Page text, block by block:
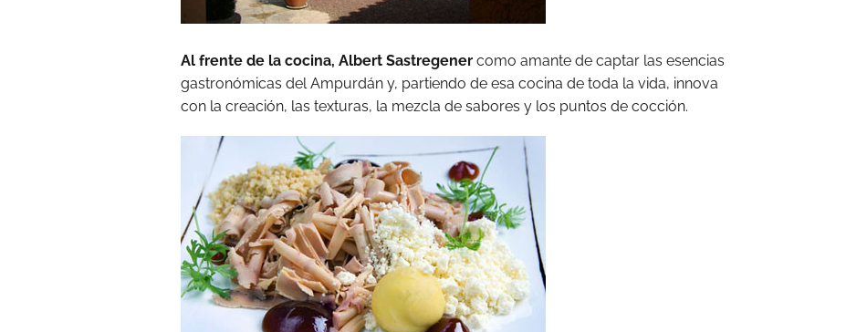
Al frente de la cocina, Albert Sastregener como amante de captar las esencias
gastronómicas del Ampurdán y, partiendo de esa cocina de toda la vida, innova
con la creación, las texturas, la mezcla de sabores y los puntos de cocción.